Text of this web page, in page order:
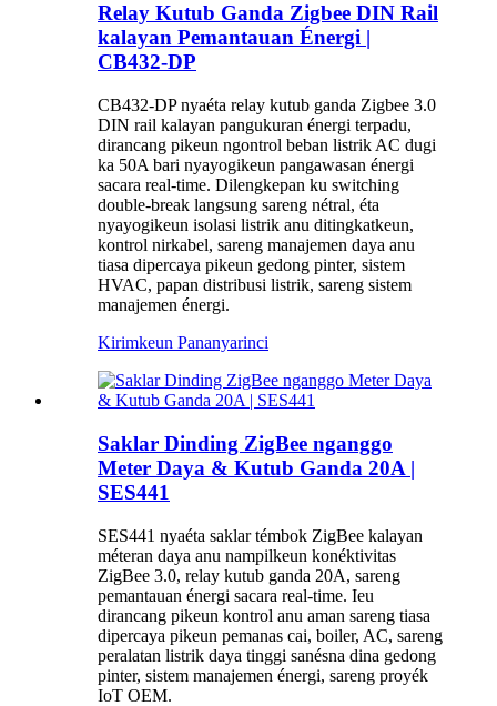
Relay Kutub Ganda Zigbee DIN Rail
kalayan Pemantauan Énergi |
CB432-DP
CB432-DP nyaéta relay kutub ganda Zigbee 3.0
DIN rail kalayan pangukuran énergi terpadu,
dirancang pikeun ngontrol beban listrik AC dugi
ka 50A bari nyayogikeun pangawasan énergi
sacara real-time. Dilengkepan ku switching
double-break langsung sareng nétral, éta
nyayogikeun isolasi listrik anu ditingkatkeun,
kontrol nirkabel, sareng manajemen daya anu
tiasa dipercaya pikeun gedong pinter, sistem
HVAC, papan distribusi listrik, sareng sistem
manajemen énergi.
Kirimkeun Pananyarinci
Saklar Dinding ZigBee nganggo
Meter Daya & Kutub Ganda 20A |
SES441
SES441 nyaéta saklar témbok ZigBee kalayan
méteran daya anu nampilkeun konéktivitas
ZigBee 3.0, relay kutub ganda 20A, sareng
pemantauan énergi sacara real-time. Ieu
dirancang pikeun kontrol anu aman sareng tiasa
dipercaya pikeun pemanas cai, boiler, AC, sareng
peralatan listrik daya tinggi sanésna dina gedong
pinter, sistem manajemen énergi, sareng proyék
IoT OEM.